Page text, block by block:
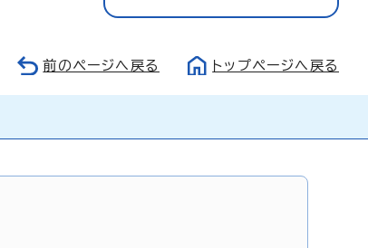
前のページへ戻る トップページへ戻る